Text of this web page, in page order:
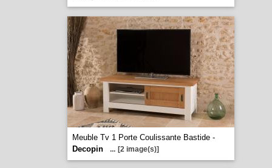
Meuble Tv 1 Porte Coulissante Bastide -
Decopin
... [2 image(s)]